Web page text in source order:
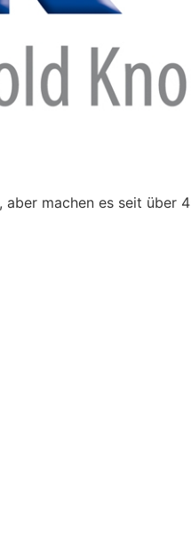
machen es seit über